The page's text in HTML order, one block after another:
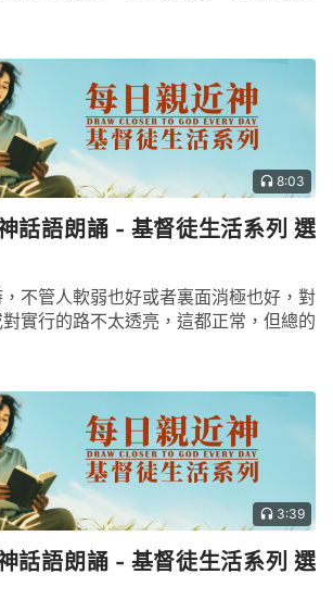
8:03
話語朗誦 - 基督徒生活系列 選
不管人軟弱也好或者裏面消極也好，對
實行的路不太透亮，這都正常，但總的
3:39
話語朗誦 - 基督徒生活系列 選